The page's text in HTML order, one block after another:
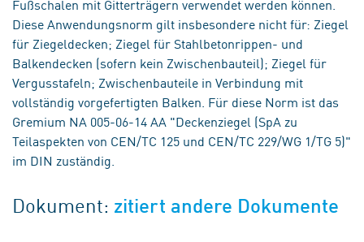
Fußschalen mit Gitterträgern verwendet werden können.
Diese Anwendungsnorm gilt insbesondere nicht für: Ziegel
für Ziegeldecken; Ziegel für Stahlbetonrippen- und
Balkendecken (sofern kein Zwischenbauteil); Ziegel für
Vergusstafeln; Zwischenbauteile in Verbindung mit
vollständig vorgefertigten Balken. Für diese Norm ist das
Gremium NA 005-06-14 AA "Deckenziegel (SpA zu
Teilaspekten von CEN/TC 125 und CEN/TC 229/WG 1/TG 5)"
im DIN zuständig.
Dokument: zitiert andere Dokumente